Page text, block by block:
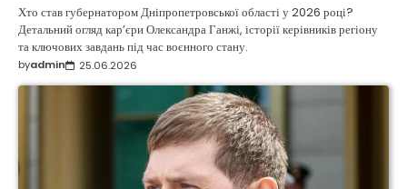
Хто став губернатором Дніпропетровської області у 2026 році?
Детальний огляд кар’єри Олександра Ганжі, історії керівників регіону
та ключових завдань під час воєнного стану.
byadmin 25.06.2026